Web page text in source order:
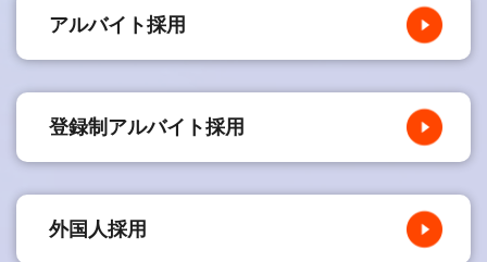
アルバイト採用
登録制アルバイト採用
外国人採用